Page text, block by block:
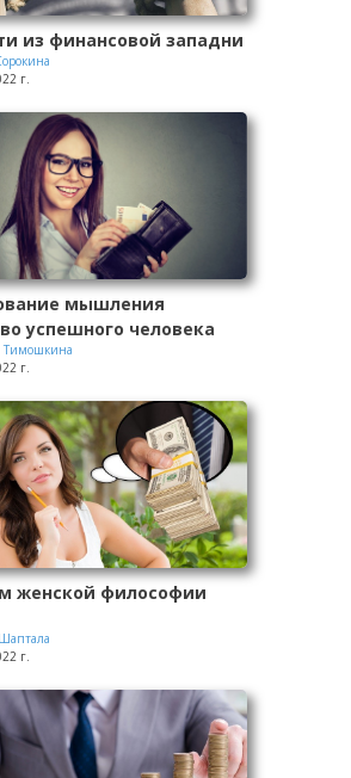
из финансовой западни
г.
мышления
успешного человека
Тимошкина
г.
женской философии
г.